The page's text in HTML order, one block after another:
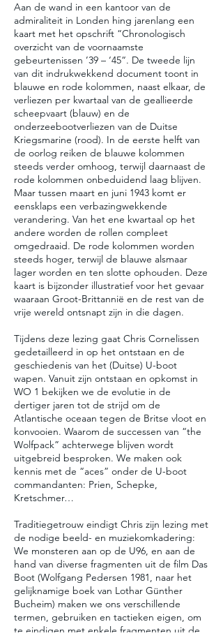
Aan de wand in een kantoor van de
admiraliteit in Londen hing jarenlang een
kaart met het opschrift “Chronologisch
overzicht van de voornaamste
gebeurtenissen ’39 – ‘45“. De tweede lijn
van dit indrukwekkend document toont in
blauwe en rode kolommen, naast elkaar, de
verliezen per kwartaal van de geallieerde
scheepvaart (blauw) en de
onderzeebootverliezen van de Duitse
Kriegsmarine (rood). In de eerste helft van
de oorlog reiken de blauwe kolommen
steeds verder omhoog, terwijl daarnaast de
rode kolommen onbeduidend laag blijven.
Maar tussen maart en juni 1943 komt er
eensklaps een verbazingwekkende
verandering. Van het ene kwartaal op het
andere worden de rollen compleet
omgedraaid. De rode kolommen worden
steeds hoger, terwijl de blauwe alsmaar
lager worden en ten slotte ophouden. Deze
kaart is bijzonder illustratief voor het gevaar
waaraan Groot-Brittannië en de rest van de
vrije wereld ontsnapt zijn in die dagen.
Tijdens deze lezing gaat Chris Cornelissen
gedetailleerd in op het ontstaan en de
geschiedenis van het (Duitse) U-boot
wapen. Vanuit zijn ontstaan en opkomst in
WO 1 bekijken we de evolutie in de
dertiger jaren tot de strijd om de
Atlantische oceaan tegen de Britse vloot en
konvooien. Waarom de successen van “the
Wolfpack” achterwege blijven wordt
uitgebreid besproken. We maken ook
kennis met de “aces” onder de U-boot
commandanten: Prien, Schepke,
Kretschmer…
Traditiegetrouw eindigt Chris zijn lezing met
de nodige beeld- en muziekomkadering:
We monsteren aan op de U96, en aan de
hand van diverse fragmenten uit de film Das
Boot (Wolfgang Pedersen 1981, naar het
gelijknamige boek van Lothar Günther
Bucheim) maken we ons verschillende
termen, gebruiken en tactieken eigen, om
te eindigen met enkele fragmenten uit de